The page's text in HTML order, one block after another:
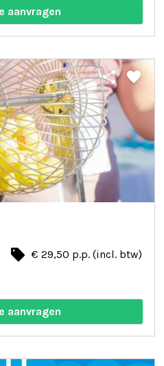
aanvragen
share favorite
local_offer € 29,50 p.p. (incl. btw)
aanvragen